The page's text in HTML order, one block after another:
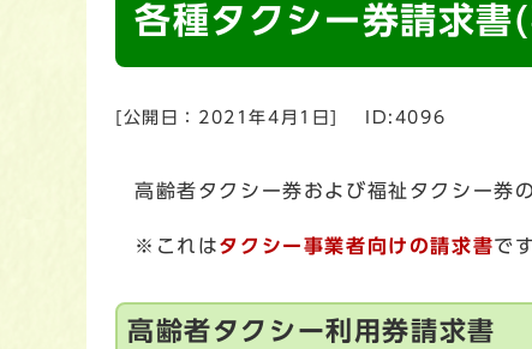
各種タクシー券請求書
[公開日： 2021年4月1日 ID:4096
高齢者タクシー券および福祉タクシー券
※これはタクシー事業者向けの請求書で
高齢者タクシー利用券請求書